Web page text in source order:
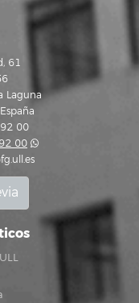
61
Laguna
00
00